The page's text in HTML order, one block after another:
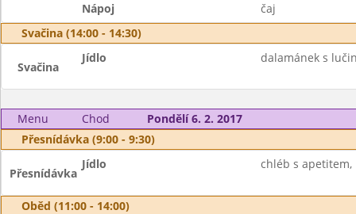
Nápoj
čaj
Svačina (14:00 - 14:30)
Svačina
Jídlo dalamánek s
Menu Chod
Pondělí 6. 2. 2017
Přesnídávka (9:00 - 9:30)
Přesnídávka
Jídlo chléb s apetitem,
Oběd (11:00 - 14:00)